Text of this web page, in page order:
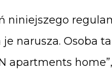
niniejszego
narusza. Osoba
apartments home”